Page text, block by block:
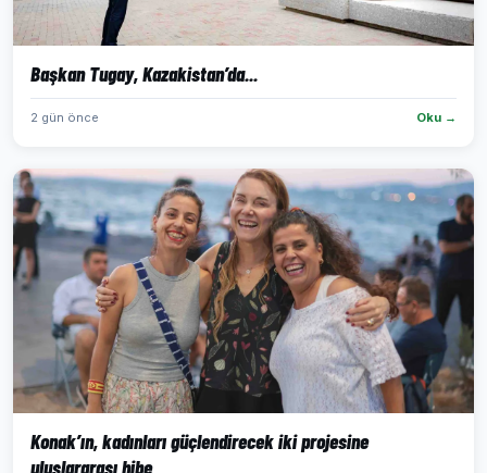
Başkan Tugay, Kazakistan’da...
2 gün önce Oku →
Konak’ın, kadınları güçlendirecek iki projesine
uluslararası hibe